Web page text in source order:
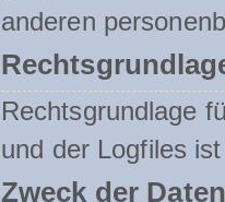
anderen
Rechtsgrundlage
und der Logfiles
Zweck der